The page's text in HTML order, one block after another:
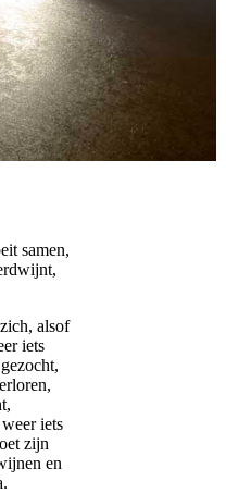
samen,
alsof
iets
iets
zijn
en